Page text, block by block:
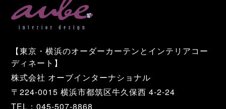
【東京・横浜のオーダーカーテンとインテリアコー
ディネート】
株式会社 オーブインターナショナル
〒224-0015 横浜市都筑区牛久保西 4-2-24
TEL：045-507-8868